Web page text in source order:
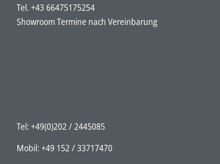
Tel. +43 66475175254
Showroom Termine nach Vereinbarung
Tel: +49(0)202 / 2445085
Mobil: +49 152 / 33717470